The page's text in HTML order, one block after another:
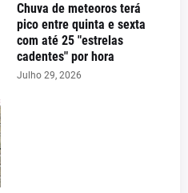
Chuva de meteoros terá
pico entre quinta e sexta
com até 25 "estrelas
cadentes" por hora
Julho 29, 2026